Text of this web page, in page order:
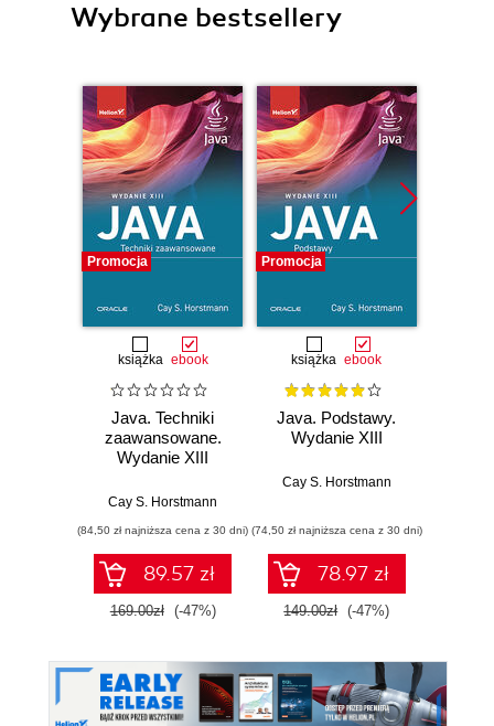
Wybrane bestsellery
Promocja
książka ebook
Java. Techniki
zaawansowane.
Wydanie XIII
Cay S. Horstmann
(84,50 zł najniższa cena z 30 dni)
89.57 zł
169.00zł (-47%)
Promocja
książka ebook
Java. Podstawy.
Wydanie XIII
Cay S. Horstmann
(74,50 zł najniższa cena z 30 dni)
78.97 zł
149.00zł (-47%)